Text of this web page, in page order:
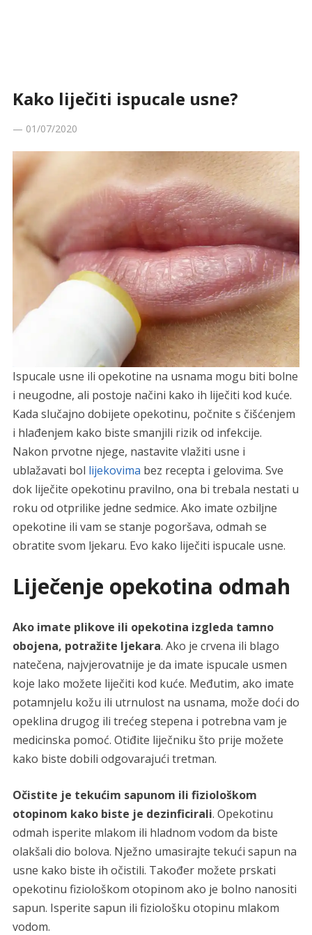
Kako liječiti ispucale usne?
— 01/07/2020
Ispucale usne ili opekotine na usnama mogu biti bolne
i neugodne, ali postoje načini kako ih liječiti kod kuće.
Kada slučajno dobijete opekotinu, počnite s čišćenjem
i hlađenjem kako biste smanjili rizik od infekcije.
Nakon prvotne njege, nastavite vlažiti usne i
ublažavati bol lijekovima bez recepta i gelovima. Sve
dok liječite opekotinu pravilno, ona bi trebala nestati u
roku od otprilike jedne sedmice. Ako imate ozbiljne
opekotine ili vam se stanje pogoršava, odmah se
obratite svom ljekaru. Evo kako liječiti ispucale usne.
Liječenje opekotina odmah
Ako imate plikove ili opekotina izgleda tamno
obojena, potražite ljekara. Ako je crvena ili blago
natečena, najvjerovatnije je da imate ispucale usmen
koje lako možete liječiti kod kuće. Međutim, ako imate
potamnjelu kožu ili utrnulost na usnama, može doći do
opeklina drugog ili trećeg stepena i potrebna vam je
medicinska pomoć. Otiđite liječniku što prije možete
kako biste dobili odgovarajući tretman.
Očistite je tekućim sapunom ili fiziološkom
otopinom kako biste je dezinficirali. Opekotinu
odmah isperite mlakom ili hladnom vodom da biste
olakšali dio bolova. Nježno umasirajte tekući sapun na
usne kako biste ih očistili. Također možete prskati
opekotinu fiziološkom otopinom ako je bolno nanositi
sapun. Isperite sapun ili fiziološku otopinu mlakom
vodom.